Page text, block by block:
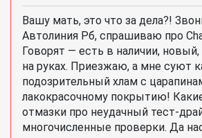
Вашу мать, это что за дела?!
Автолиния Рб, спрашиваю про
Говорят — есть в наличии,
на руках. Приезжаю, а мне суют
подозрительный хлам с
лакокрасочному покрытию!
отмазки про неудачный тест-
многочисленные проверки. Да